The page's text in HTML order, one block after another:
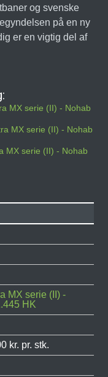
og svenske
på en ny
er en vigtig del af
MX serie (II) - Nohab
MX serie (II) - Nohab
MX serie (II) - Nohab
MX serie (II) -
HK
kr. pr. stk.